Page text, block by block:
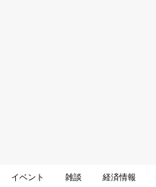
イベント 雑談 経済情報